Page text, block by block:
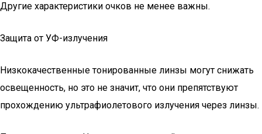
Другие характеристики очков не менее важны.
Защита от УФ-излучения
Низкокачественные тонированные линзы могут снижать
освещенность, но это не значит, что они препятствуют
прохождению ультрафиолетового излучения через линзы.